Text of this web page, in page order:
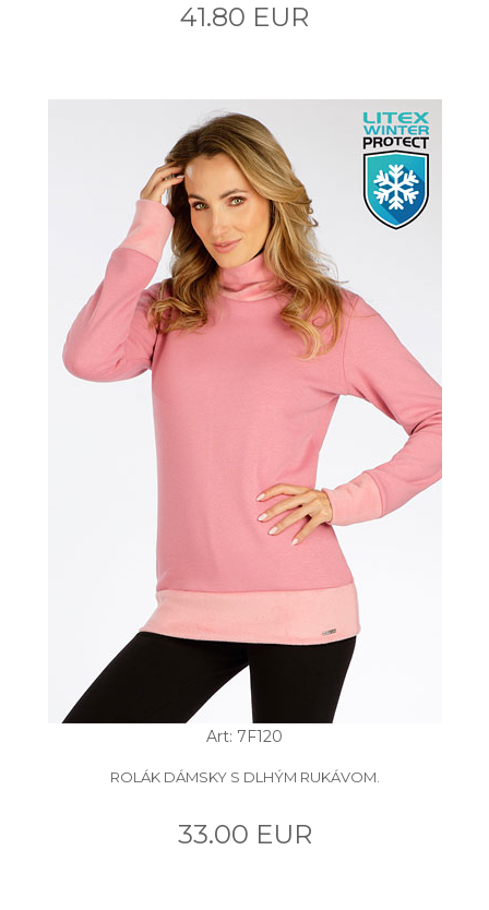
41.80 EUR
Art: 7F120
ROLÁK DÁMSKY S DLHÝM RUKÁVOM.
33.00 EUR